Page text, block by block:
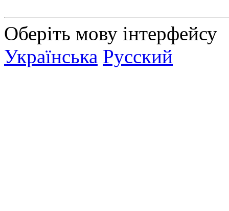
Оберіть мову інтерфейсу
Українська Русский